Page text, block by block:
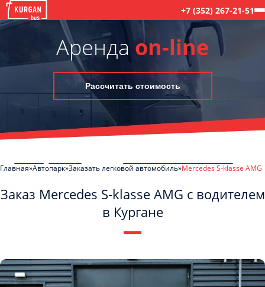
+7 (352) 267-21-51
Аренда on-line
Рассчитать стоимость
Главная Автопарк Заказать легковой автомобиль Mercedes S-klasse AMG
Заказ Mercedes S-klasse AMG с водителем
в Кургане
Политикой конфиденциальности
ознакомлен(а), даю согласие на